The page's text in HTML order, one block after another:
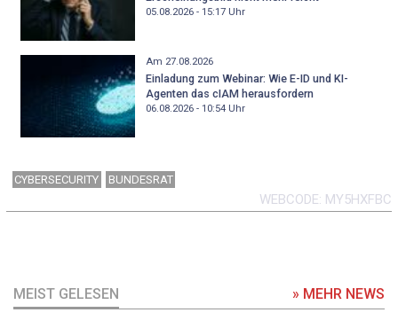
05.08.2026 - 15:17Uhr
Am 27.08.2026
Einladung zum Webinar: Wie E-ID und KI-
Agenten das cIAM herausfordern
06.08.2026 - 10:54Uhr
CYBERSECURITY BUNDESRAT
WEBCODE MY5HXFBC
MEIST GELESEN » MEHR NEWS